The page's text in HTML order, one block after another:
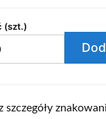
(szt.)
szczegóły